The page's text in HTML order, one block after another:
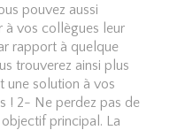
pouvez aussi
à vos collègues leur
rapport à quelque
trouverez ainsi plus
une solution à vos
! 2- Ne perdez pas de
principal. La